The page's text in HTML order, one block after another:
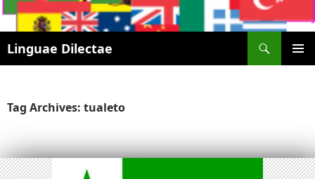
Linguae Dilectae
SKIP
Tag Archives: tualeto